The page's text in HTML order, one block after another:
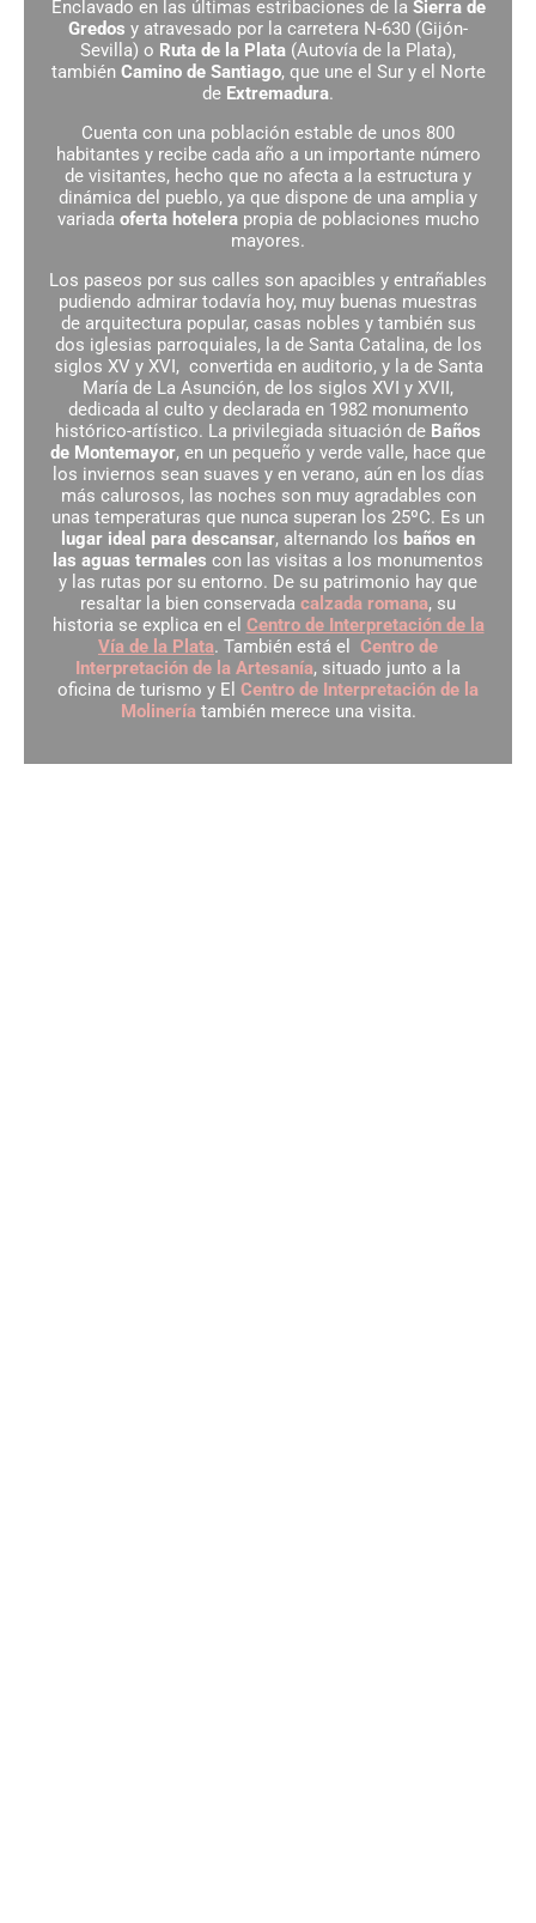
Enclavado en las últimas estribaciones de la Sierra de
Gredos y atravesado por la carretera N-630 (Gijón-
Sevilla) o Ruta de la Plata (Autovía de la Plata),
también Camino de Santiago, que une el Sur y el Norte
de Extremadura.
Cuenta con una población estable de unos 800
habitantes y recibe cada año a un importante número
de visitantes, hecho que no afecta a la estructura y
dinámica del pueblo, ya que dispone de una amplia y
variada oferta hotelerapropia de poblaciones mucho
mayores.
Los paseos por sus calles son apacibles y entrañables
pudiendo admirar todavía hoy, muy buenas muestras
de arquitectura popular, casas nobles y también sus
dos iglesias parroquiales, la de Santa Catalina, de los
siglos XV y XVI, convertida en auditorio, y la de Santa
María de La Asunción, de los siglos XVI y XVII,
dedicada al culto y declarada en 1982 monumento
histórico-artístico. La privilegiada situación de Baños
de Montemayor, en un pequeño y verde valle, hace que
los inviernos sean suaves y en verano, aún en los días
más calurosos, las noches son muy agradables con
unas temperaturas que nunca superan los 25ºC. Es un
lugar ideal para descansar, alternando los baños en
las aguas termales con las visitas a los monumentos
y las rutas por su entorno. De su patrimonio hay que
resaltar la bien conservada calzada romana, su
historia se explica en el Centro de Interpretación de la
Vía de la Plata. También está el
Centro de
Interpretación de la Artesanía, situado junto a la
oficina de turismo y El Centro de Interpretación de la
Molineríatambién merece una visita.